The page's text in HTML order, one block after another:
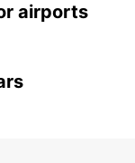
airports